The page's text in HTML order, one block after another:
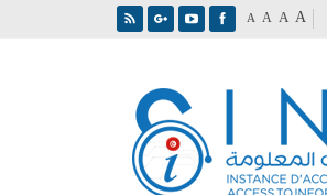
A A A A